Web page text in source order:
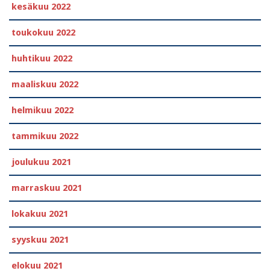
kesäkuu 2022
toukokuu 2022
huhtikuu 2022
maaliskuu 2022
helmikuu 2022
tammikuu 2022
joulukuu 2021
marraskuu 2021
lokakuu 2021
syyskuu 2021
elokuu 2021